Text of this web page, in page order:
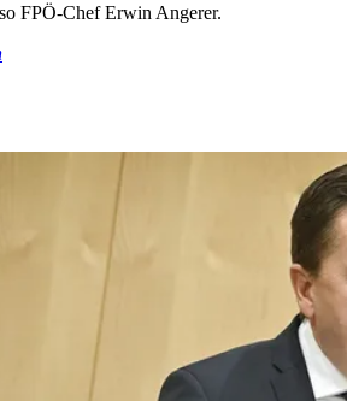
FPÖ-Chef Erwin Angerer.